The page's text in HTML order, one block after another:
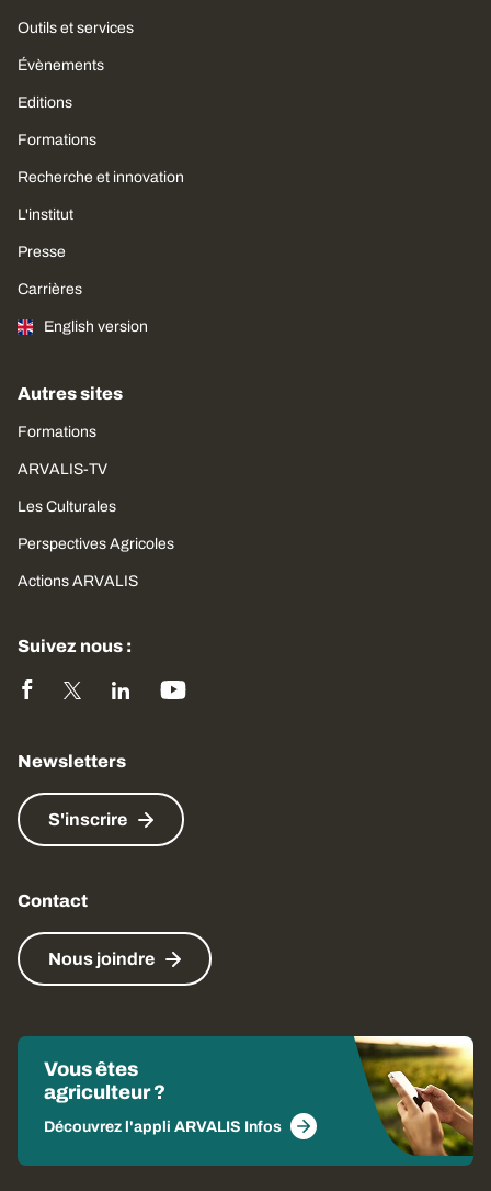
Outils et services
Évènements
Editions
Formations
Recherche et innovation
L'institut
Presse
Carrières
English version
Autres sites
Formations
ARVALIS-TV
Les Culturales
Perspectives Agricoles
Actions ARVALIS
Suivez nous :
Newsletters
S'inscrire
Contact
Nous joindre
Vous êtes
agriculteur ?
Découvrez l'appli ARVALIS Infos